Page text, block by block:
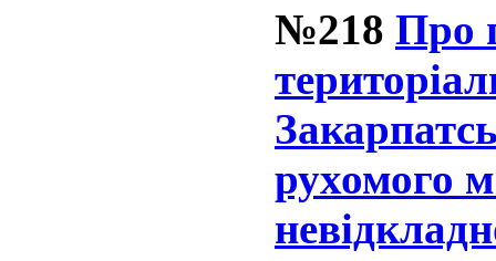
№218 Про
рухомого